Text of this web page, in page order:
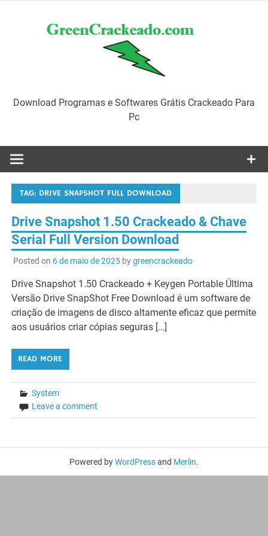
Download Programas e Softwares Grátis Crackeado Para
Pc
TAG: DRIVE SNAPSHOT FULL DOWNLOAD
Drive Snapshot 1.50 Crackeado & Chave
Serial Full Version Download
Posted on 6 de maio de 2025bygreencrackeado
Drive Snapshot 1.50 Crackeado + Keygen Portable Última
Versão Drive SnapShot Free Download é um software de
criação de imagens de disco altamente eficaz que permite
aos usuários criar cópias seguras […]
READ MORE
System
Leave a comment
Powered byWordPressand Merlin.